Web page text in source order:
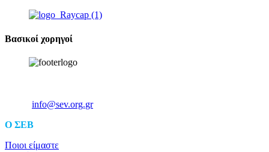
Βασικοί χορηγοί
info@sev.org.gr
O ΣΕΒ
Ποιοι είμαστε